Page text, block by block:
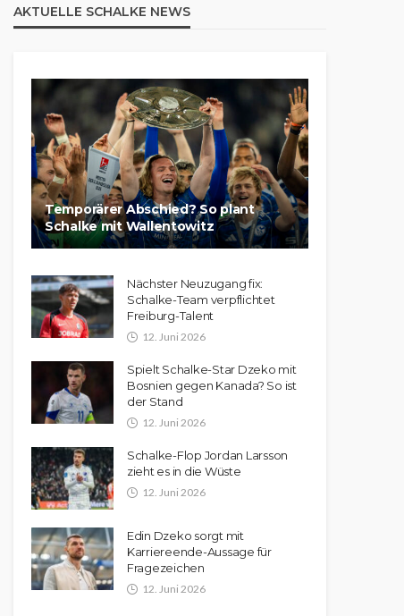
AKTUELLE SCHALKE NEWS
Temporärer Abschied? So plant
Schalke mit Wallentowitz
Nächster Neuzugang fix:
Schalke-Team verpflichtet
Freiburg-Talent
12. Juni 2026
Spielt Schalke-Star Dzeko mit
Bosnien gegen Kanada? So ist
der Stand
12. Juni 2026
Schalke-Flop Jordan Larsson
zieht es in die Wüste
12. Juni 2026
Edin Dzeko sorgt mit
Karriereende-Aussage für
Fragezeichen
12. Juni 2026